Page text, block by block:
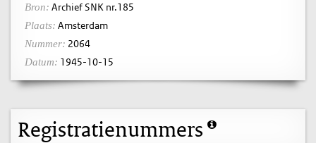
Bron: Archief SNK nr.185
Plaats: Amsterdam
Nummer: 2064
Datum: 1945-10-15
Registratienummers